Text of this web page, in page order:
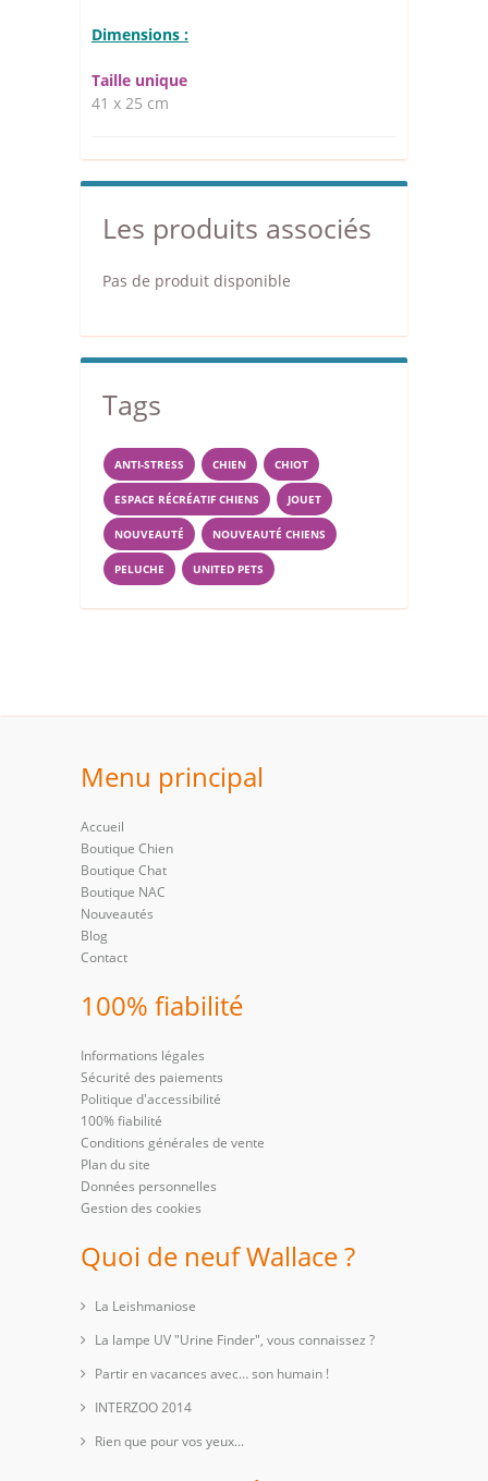
Dimensions :
Taille unique
41 x 25 cm
Les produits associés
Pas de produit disponible
Tags
ANTI-STRESS CHIEN CHIOT
ESPACE RÉCRÉATIF CHIENS JOUET
NOUVEAUTÉ NOUVEAUTÉ CHIENS
PELUCHE UNITED PETS
Menu principal
Accueil
Boutique Chien
Boutique Chat
Boutique NAC
Nouveautés
Blog
Contact
100% fiabilité
Informations légales
Sécurité des paiements
Politique d'accessibilité
100% fiabilité
Conditions générales de vente
Plan du site
Données personnelles
Gestion des cookies
Quoi de neuf Wallace ?
La Leishmaniose
La lampe UV "Urine Finder", vous connaissez ?
Partir en vacances avec… son humain !
INTERZOO 2014
Rien que pour vos yeux...